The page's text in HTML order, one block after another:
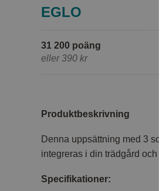
EGLO
31 200 poäng
eller 390 kr
Produktbeskrivning
Denna uppsättning med 3
integreras i din trädgård och
Specifikationer: